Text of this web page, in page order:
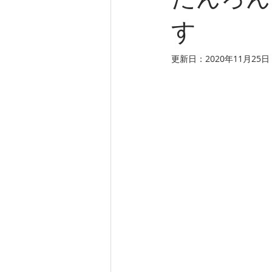
す
更新日： 2020年11月25日